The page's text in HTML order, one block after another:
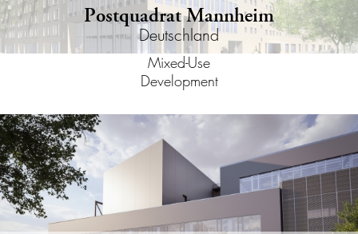
Postquadrat Mannheim
Deutschland
Mixed-Use
Development